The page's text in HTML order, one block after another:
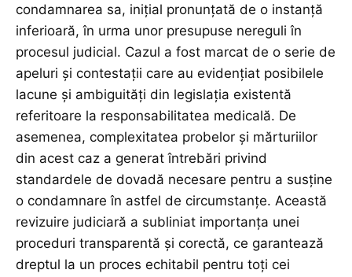
condamnarea sa, inițial pronunțată de o instanță
inferioară, în urma unor presupuse nereguli în
procesul judicial. Cazul a fost marcat de o serie de
apeluri și contestații care au evidențiat posibilele
lacune și ambiguități din legislația existentă
referitoare la responsabilitatea medicală. De
asemenea, complexitatea probelor și mărturiilor
din acest caz a generat întrebări privind
standardele de dovadă necesare pentru a susține
o condamnare în astfel de circumstanțe. Această
revizuire judiciară a subliniat importanța unei
proceduri transparentă și corectă, ce garantează
dreptul la un proces echitabil pentru toți cei